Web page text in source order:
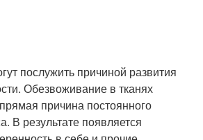
послужить причиной развития
Обезвоживание в тканях
причина постоянного
В результате появляется